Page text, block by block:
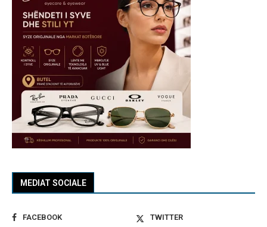
MEDIAT SOCIALE
FACEBOOK
TWITTER